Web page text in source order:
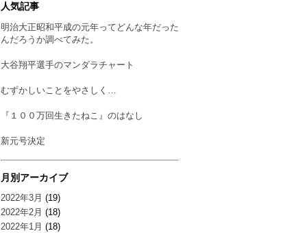
人気記事
明治大正昭和平成の元年ってどんな年だった
んだろうか調べてみた。
大谷翔平選手のマンダラチャート
むずかしいことをやさしく…
『１００万回生きたねこ』のはなし
新元号決定
月別アーカイブ
2022年3月 (19)
2022年2月 (18)
2022年1月 (18)